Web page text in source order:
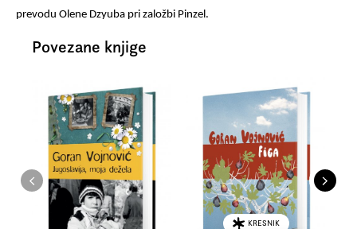
prevodu Olene Dzyuba pri založbi Pinzel .
Povezane knjige
KRESNIK